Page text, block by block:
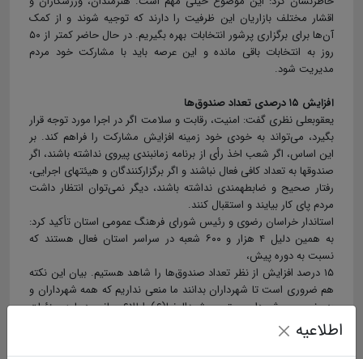
اقشار مختلف بازاریان این ظرفیت را دارند که توجیه شوند و از کمک
آن‌ها برای برگزاری پرشور انتخابات بهره بگیریم. در حال حاضر کمتر از ۵۰
روز به انتخابات باقی مانده و این عرصه باید با مشارکت خود مردم
مدیریت شود.
افزایش ۱۵ درصدی تعداد صندوق‌ها
یعقوبعلی نظری گفت: امنیت، رقابت و سلامت اگر در اجرا مورد توجه قرار
بگیرد، می‌تواند به خودی خود زمینه‌ افزایش مشارکت را فراهم کند. بر
این اساس، اگر شعب اخذ رأی از برنامه زمان‎بندی پیروی نداشته باشند، اگر
صندوق‎ها به تعداد کافی فعال نباشند و اگر برگزارکنندگان و هیئت‎های اجرایی،
رفتار صحیح و ضابطه‎مندی نداشته باشند، دیگر نمی‌توان انتظار داشت
مردم پای‌ کار بیایند و استقبال کنند.
استاندار خراسان رضوی و رئیس شورای فرهنگ عمومی استان تأکید کرد:
به همین دلیل ۴ هزار و ۶۰۰ شعبه در سراسر استان فعال هستند که
نسبت به دوره پیش،
۱۵ درصد افزایش از نظر تعداد صندوق‌ها را شاهد هستیم. بیان این نکته
هم ضروری است تا شهرداران بدانند ما منعی نداریم که همه شهرداران و
به ‌خصوص شهردار محترم مشهدالرضا(ع) اطلاع‌رسانی درباره جزئیات
انتخابات را از همین لحظه آغاز کنند. آنچه منع قانونی دارد، آغاز به کار
اطلاعیه